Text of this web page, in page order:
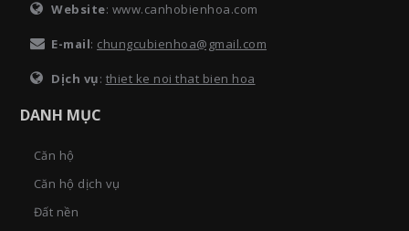
Website: www.canhobienhoa.com
E-mail: chungcubienhoa@gmail.com
Dịch vụ: thiet ke noi that bien hoa
DANH MỤC
Căn hộ
Căn hộ dịch vụ
Đất nền